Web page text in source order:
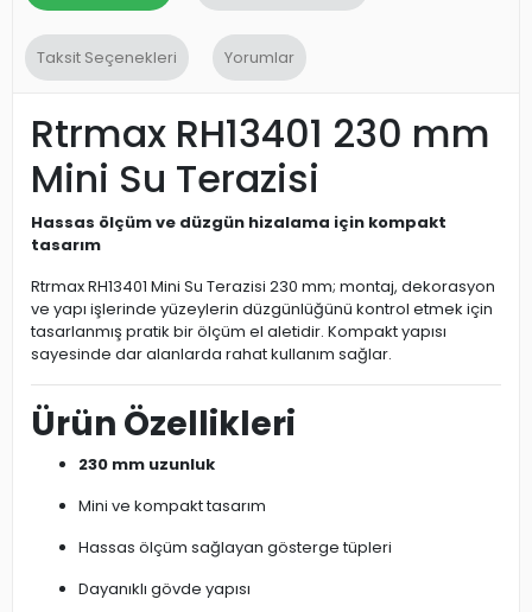
Taksit Seçenekleri Yorumlar
Rtrmax RH13401 230 mm
Mini Su Terazisi
Hassas ölçüm ve düzgün hizalama için kompakt
tasarım
Rtrmax RH13401 Mini Su Terazisi 230 mm; montaj, dekorasyon
ve yapı işlerinde yüzeylerin düzgünlüğünü kontrol etmek için
tasarlanmış pratik bir ölçüm el aletidir. Kompakt yapısı
sayesinde dar alanlarda rahat kullanım sağlar.
Ürün Özellikleri
230 mm uzunluk
Mini ve kompakt tasarım
Hassas ölçüm sağlayan gösterge tüpleri
Dayanıklı gövde yapısı